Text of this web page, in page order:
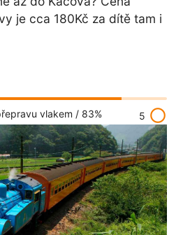
je cca 180Kč za dítě tam i
vlakem / 83% 5 radio_button_unchecked